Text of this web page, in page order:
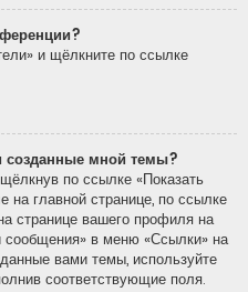
и щёлкните по ссылке
созданные мной темы?
по ссылке «Показать
главной странице, по ссылке
странице вашего профиля на
в меню «Ссылки» на
вами темы, используйте
соответствующие поля.